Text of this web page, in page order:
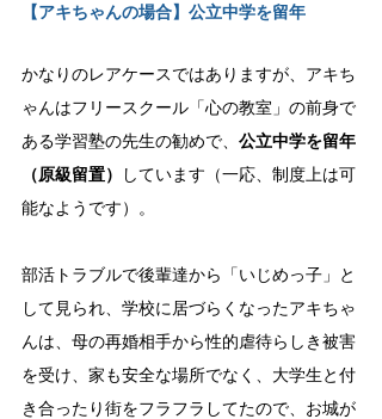
【アキちゃんの場合】公立中学を留年
かなりのレアケースではありますが、アキち
ゃんはフリースクール「心の教室」の前身で
ある学習塾の先生の勧めで、 公立中学を留年
（原級留置）
しています（一応、制度上は可
能なようです）。
部活トラブルで後輩達から「いじめっ子」と
して見られ、学校に居づらくなったアキちゃ
んは、母の再婚相手から性的虐待らしき被害
を受け、家も安全な場所でなく、大学生と付
き合ったり街をフラフラしてたので、お城が